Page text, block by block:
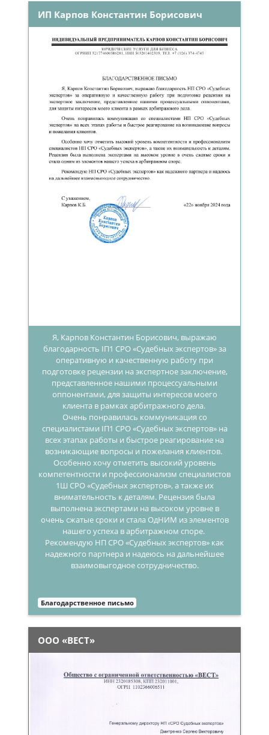
ИП Карпов Константин Борисович
Я, Карпов Константин Борисович, выражаю
благодарность IП1 СРО «Судебных экспертов» за
оперативную и качественную работу при
подготовке рецензии на экспертное заключение,
представленное нашими процессуальными
оппонентами, для защиты интересов моего
клиента в рамках арбитражного дела.
Очень понравилась коммуникация со
специалистами IП1 СРО «Судебных экспертов» на
всех этапах работы и быстрое реагирование на
возникающие вопросы и пожелания клиентов.
Особенно хочу отметить высокий уровень
компетентности и профессионализм специалистов
1Ш СРО «Судебных экспертов», а также их
внимательность к деталям. Рецензия была
выполнена экспертами на высоком уровне в
очень сжатые сроки и стала ОдНИМ из элементов
нашего успеха в арбитражном споре.
Рекомендую НП СРО «Судебных экспертов» как
надежного партнера и надеюсь на дальнейшее
взаимовыгодное сотрудничество.
Благодарственное письмо
ООО «ВЕСТ»